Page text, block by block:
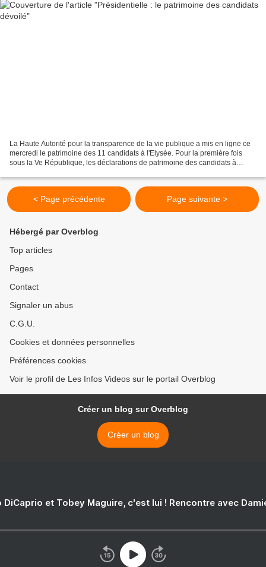
La Haute Autorité pour la transparence de la vie publique a mis en ligne ce
mercredi le patrimoine des 11 candidats à l'Elysée. Pour la première fois
sous la Ve République, les déclarations de patrimoine des candidats à
< Page précédente Page suivante >
Hébergé par Overblog
Top articles
Pages
Contact
Signaler un abus
C.G.U.
Cookies et données personnelles
Préférences cookies
Voir le profil de Les Infos Videos sur le portail Overblog
Créer un blog sur Overblog
Créer un blog
DiCaprio et Tobey Maguire, c'est lui ! Rencontre avec